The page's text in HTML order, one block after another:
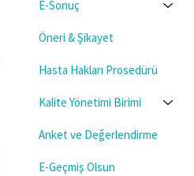
E-Sonuç
Öneri & Şikayet
Hasta Hakları Prosedürü
Kalite Yönetimi Birimi
Anket ve Değerlendirme
E-Geçmiş Olsun